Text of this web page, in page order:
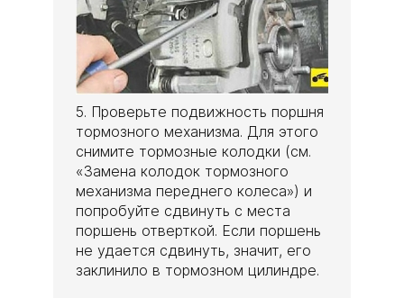
5. Проверьте подвижность поршня
тормозного механизма. Для этого
снимите тормозные колодки (см.
«Замена колодок тормозного
механизма переднего колеса») и
попробуйте сдвинуть с места
поршень отверткой. Если поршень
не удается сдвинуть, значит, его
заклинило в тормозном цилиндре.